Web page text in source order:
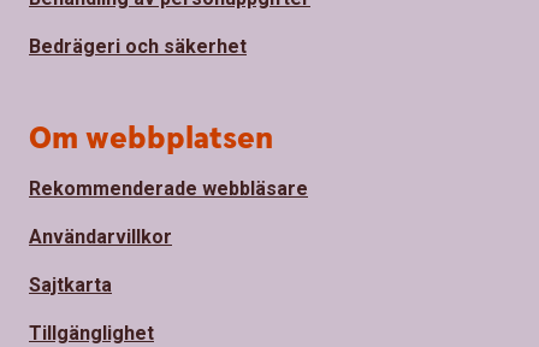
Bedrägeri och säkerhet
Om webbplatsen
Rekommenderade webbläsare
Användarvillkor
Sajtkarta
Tillgänglighet